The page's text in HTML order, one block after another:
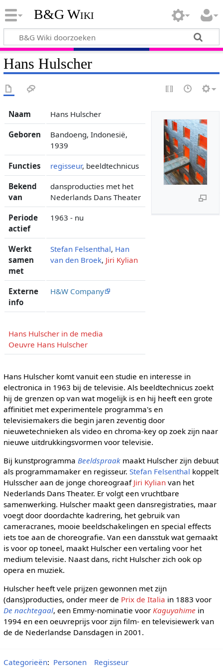
B&G Wiki
Hans Hulscher
Naam Hans Hulscher
Geboren
Bandoeng, Indonesië,
1939
Functies regisseur, beeldtechnicus
Bekend
van
dansproducties met het
Nederlands Dans Theater
Periode
actief
1963 - nu
Werkt
samen
met
Stefan Felsenthal, Han
van den Broek, Jiri Kylian
Externe
info
H&W Company
Hans Hulscher in de media
Oeuvre Hans Hulscher
Hans Hulscher komt vanuit een studie en interesse in
electronica in 1963 bij de televisie. Als beeldtechnicus zoekt
hij de grenzen op van wat mogelijk is en hij heeft een grote
affinitiet met experimentele programma's en
televisiemakers die begin jaren zeventig door
nieuwetechnieken als video en chroma-key op zoek zijn naar
nieuwe uitdrukkingsvormen voor televisie.
Bij kunstprogramma Beeldspraakmaakt Hulscher zijn debuut
als programmamaker en regisseur. Stefan Felsenthal koppelt
Hulsscher aan de jonge choreograaf Jiri Kylianvan het
Nederlands Dans Theater. Er volgt een vruchtbare
samenwerking. Hulscher maakt geen dansregistraties, maar
voegt door doordachte kadrering, het gebruik van
cameracranes, mooie beeldschakelingen en special effects
iets toe aan de choreografie. Van een dansstuk wat gemaakt
is voor op toneel, maakt Hulscher een vertaling voor het
medium televisie. Naast dans, richt Hulscher zich ook op
opera en muziek.
Hulscher heeft vele prijzen gewonnen met zijn
(dans)producties, onder meer de Prix de Italia in 1883 voor
De nachtegaal, een Emmy-nominatie voor Kaguyahime in
1994 en een oeuvreprijs voor zijn film- en televisiewerk van
de de Nederlandse Dansdagen in 2001.
Categorieën: Personen Regisseur